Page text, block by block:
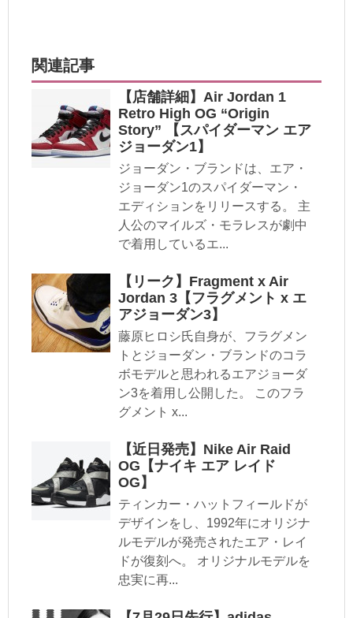
関連記事
【店舗詳細】Air Jordan 1
Retro High OG “Origin
Story” 【スパイダーマン エア
ジョーダン1】
ジョーダン・ブランドは、エア・
ジョーダン1のスパイダーマン・
エディションをリリースする。 主
人公のマイルズ・モラレスが劇中
で着用しているエ...
【リーク】Fragment x Air
Jordan 3【フラグメント x エ
アジョーダン3】
藤原ヒロシ氏自身が、フラグメン
トとジョーダン・ブランドのコラ
ボモデルと思われるエアジョーダ
ン3を着用し公開した。 このフラ
グメント x...
【近日発売】Nike Air Raid
OG【ナイキ エア レイド
OG】
ティンカー・ハットフィールドが
デザインをし、1992年にオリジナ
ルモデルが発売されたエア・レイ
ドが復刻へ。 オリジナルモデルを
忠実に再...